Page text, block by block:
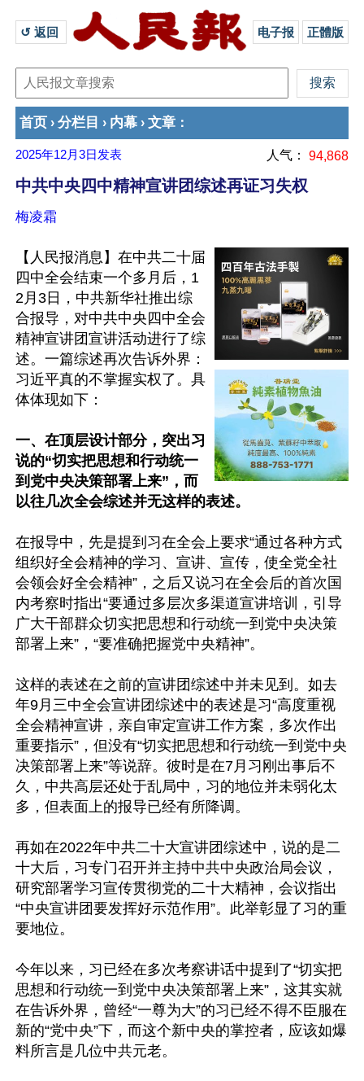
↺ 返回 电子报 正體版
首页 › 分栏目 › 内幕 › 文章 ：
2025年12月3日 发表 人气： 94,868
中共中央四中精神宣讲团综述再证习失权
梅凌霜
【人民报消息】在中共二十届
四中全会结束一个多月后，1
2月3日，中共新华社推出综
合报导，对中共中央四中全会
精神宣讲团宣讲活动进行了综
述。一篇综述再次告诉外界：
习近平真的不掌握实权了。具
体体现如下：
一、在顶层设计部分，突出习
说的“切实把思想和行动统一
到党中央决策部署上来”，而
以往几次全会综述并无这样的表述。
在报导中，先是提到习在全会上要求“通过各种方式
组织好全会精神的学习、宣讲、宣传，使全党全社
会领会好全会精神”，之后又说习在全会后的首次国
内考察时指出“要通过多层次多渠道宣讲培训，引导
广大干部群众切实把思想和行动统一到党中央决策
部署上来”，“要准确把握党中央精神”。
这样的表述在之前的宣讲团综述中并未见到。如去
年9月三中全会宣讲团综述中的表述是习“高度重视
全会精神宣讲，亲自审定宣讲工作方案，多次作出
重要指示”，但没有“切实把思想和行动统一到党中央
决策部署上来”等说辞。彼时是在7月习刚出事后不
久，中共高层还处于乱局中，习的地位并未弱化太
多，但表面上的报导已经有所降调。
再如在2022年中共二十大宣讲团综述中，说的是二
十大后，习专门召开并主持中共中央政治局会议，
研究部署学习宣传贯彻党的二十大精神，会议指出
“中央宣讲团要发挥好示范作用”。此举彰显了习的重
要地位。
今年以来，习已经在多次考察讲话中提到了“切实把
思想和行动统一到党中央决策部署上来”，这其实就
在告诉外界，曾经“一尊为大”的习已经不得不臣服在
新的“党中央”下，而这个新中央的掌控者，应该如爆
料所言是几位中共元老。